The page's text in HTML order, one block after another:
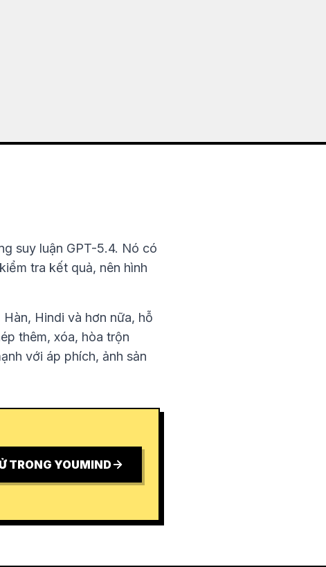
suy luận GPT-5.4. Nó có
tra kết quả, nên hình
Hindi và hơn nữa, hỗ
thêm, xóa, hòa trộn
với áp phích, ảnh sản
TRONG YOUMIND